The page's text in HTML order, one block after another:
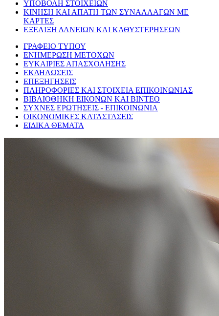
ΥΠΟΒΟΛΗ ΣΤΟΙΧΕΙΩΝ
ΚΙΝΗΣΗ ΚΑΙ ΑΠΑΤΗ ΤΩΝ ΣΥΝΑΛΛΑΓΩΝ ΜΕ
ΚΑΡΤΕΣ
ΕΞΕΛΙΞΗ ΔΑΝΕΙΩΝ ΚΑΙ ΚΑΘΥΣΤΕΡΗΣΕΩΝ
ΓΡΑΦΕΙΟ ΤΥΠΟΥ
ΕΝΗΜΕΡΩΣΗ ΜΕΤΟΧΩΝ
ΕΥΚΑΙΡΙΕΣ ΑΠΑΣΧΟΛΗΣΗΣ
ΕΚΔΗΛΩΣΕΙΣ
ΕΠΕΞΗΓΗΣΕΙΣ
ΠΛΗΡΟΦΟΡΙΕΣ ΚΑΙ ΣΤΟΙΧΕΙΑ ΕΠΙΚΟΙΝΩΝΙΑΣ
ΒΙΒΛΙΟΘΗΚΗ ΕΙΚΟΝΩΝ ΚΑΙ ΒΙΝΤΕΟ
ΣΥΧΝΕΣ ΕΡΩΤΗΣΕΙΣ - ΕΠΙΚΟΙΝΩΝΙΑ
ΟΙΚΟΝΟΜΙΚΕΣ ΚΑΤΑΣΤΑΣΕΙΣ
ΕΙΔΙΚΑ ΘΕΜΑΤΑ